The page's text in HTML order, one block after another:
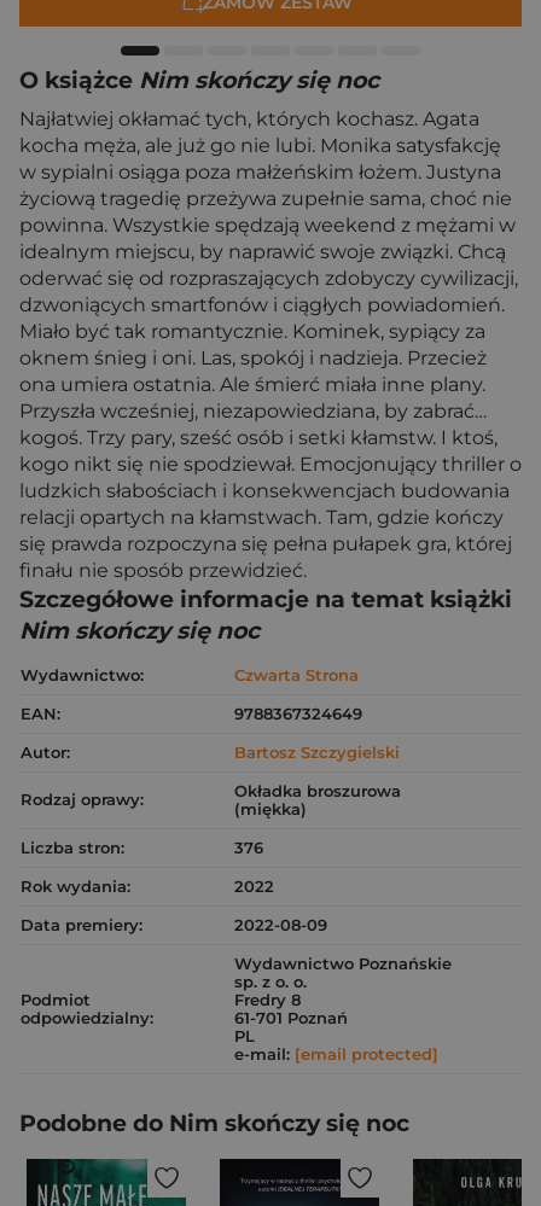
O książce Nim skończy się noc
Najłatwiej okłamać tych, których kochasz. Agata
kocha męża, ale już go nie lubi. Monika satysfakcję
w sypialni osiąga poza małżeńskim łożem. Justyna
życiową tragedię przeżywa zupełnie sama, choć nie
powinna. Wszystkie spędzają weekend z mężami w
idealnym miejscu, by naprawić swoje związki. Chcą
oderwać się od rozpraszających zdobyczy cywilizacji,
dzwoniących smartfonów i ciągłych powiadomień.
Miało być tak romantycznie. Kominek, sypiący za
oknem śnieg i oni. Las, spokój i nadzieja. Przecież
ona umiera ostatnia. Ale śmierć miała inne plany.
Przyszła wcześniej, niezapowiedziana, by zabrać…
kogoś. Trzy pary, sześć osób i setki kłamstw. I ktoś,
kogo nikt się nie spodziewał. Emocjonujący thriller o
ludzkich słabościach i konsekwencjach budowania
relacji opartych na kłamstwach. Tam, gdzie kończy
się prawda rozpoczyna się pełna pułapek gra, której
finału nie sposób przewidzieć.
Szczegółowe informacje na temat książki
Nim skończy się noc
Wydawnictwo:
Czwarta Strona
EAN:
9788367324649
Autor:
Bartosz Szczygielski
Rodzaj oprawy:
Okładka broszurowa
(miękka)
Liczba stron:
376
Rok wydania:
2022
Data premiery:
2022-08-09
Podmiot
odpowiedzialny:
Wydawnictwo Poznańskie
sp. z o. o.
Fredry 8
61-701 Poznań
PL
e-mail: [email protected]
Podobne do Nim skończy się noc